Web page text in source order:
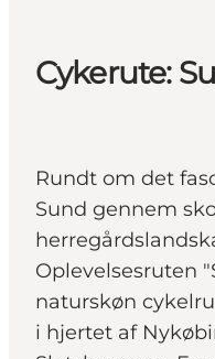
Cykerute:
Rundt om det
Sund gennem
Oplevelsesruten
naturskøn
i hjertet af